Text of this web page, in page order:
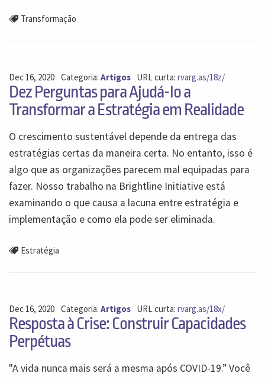
Transformação
Dec 16, 2020 Categoria: Artigos URL curta:rvarg.as/18z/
Dez Perguntas para Ajudá-lo a
Transformar a Estratégia em Realidade
O crescimento sustentável depende da entrega das
estratégias certas da maneira certa. No entanto, isso é
algo que as organizações parecem mal equipadas para
fazer. Nosso trabalho na Brightline Initiative está
examinando o que causa a lacuna entre estratégia e
implementação e como ela pode ser eliminada.
Estratégia
Dec 16, 2020 Categoria: Artigos URL curta:rvarg.as/18x/
Resposta à Crise: Construir Capacidades
Perpétuas
"A vida nunca mais será a mesma após COVID-19.” Você